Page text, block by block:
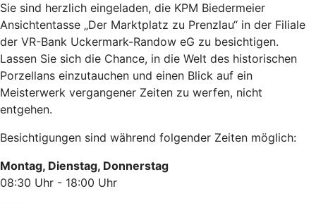
Sie sind herzlich eingeladen, die KPM Biedermeier
Ansichtentasse „Der Marktplatz zu Prenzlau“ in der Filiale
der VR-Bank Uckermark-Randow eG zu besichtigen.
Lassen Sie sich die Chance, in die Welt des historischen
Porzellans einzutauchen und einen Blick auf ein
Meisterwerk vergangener Zeiten zu werfen, nicht
entgehen.
Besichtigungen sind während folgender Zeiten möglich:
Montag, Dienstag, Donnerstag
08:30 Uhr - 18:00 Uhr